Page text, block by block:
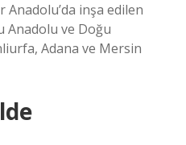
Anadolu’da inşa edilen
Anadolu ve Doğu
Adana ve Mersin